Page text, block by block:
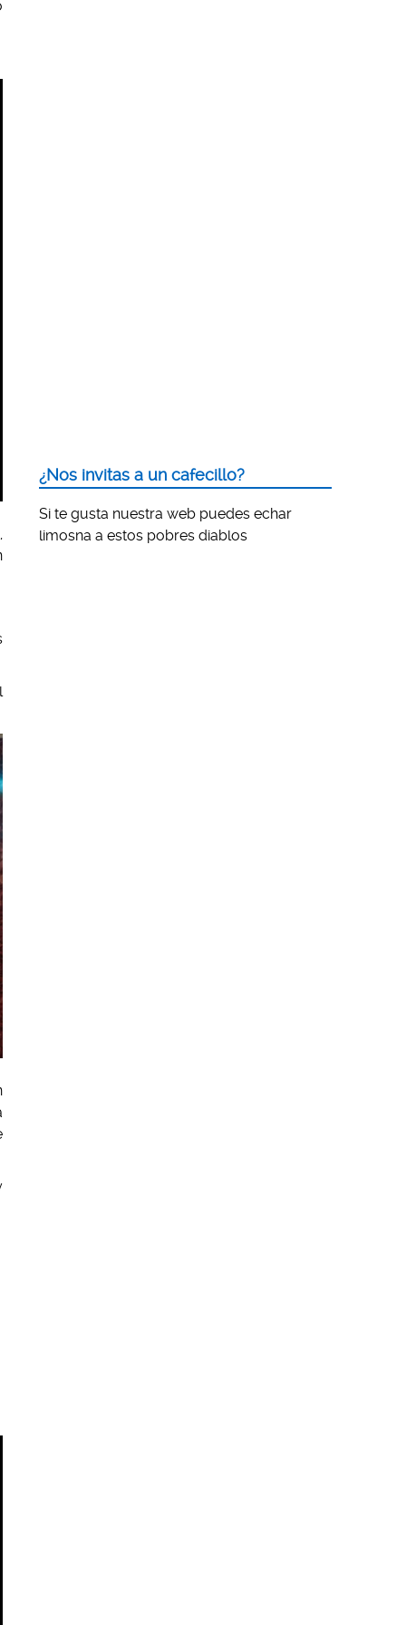
¿Nos invitas a un cafecillo?
Si te gusta nuestra web puedes echar
limosna a estos pobres diablos